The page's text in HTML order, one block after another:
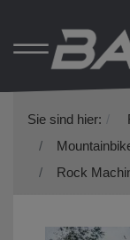
Sie sind hier:
Rock